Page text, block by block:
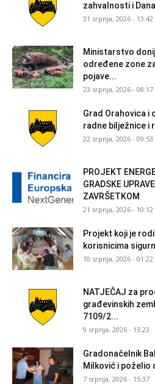
zahvalnosti i
31 srpnja, 2026 - 13:42
Ministarstvo
određene zone
pojave...
23 srpnja, 2026 - 08:17
Grad Orahovica i
radne bilježnice i
22 srpnja, 2026 - 09:53
PROJEKT
GRADSKE
ZAVRŠETKOM
21 srpnja, 2026 - 10:12
Projekt koji je
korisnicima
10 srpnja, 2026 - 01:22
NATJEČAJ za
građevinskih
7109/2...
9 srpnja, 2026 - 13:23
Gradonačelnik
Milković i
7 srpnja, 2026 - 15:37